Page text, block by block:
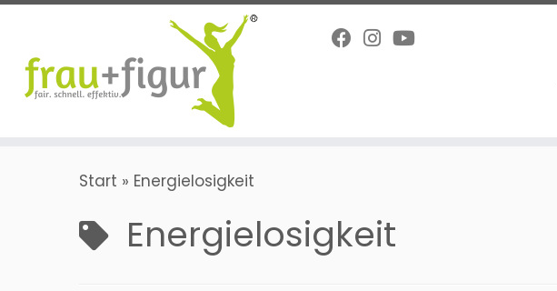
Zum
springen
Start » Energielosigkeit
Energielosigkeit